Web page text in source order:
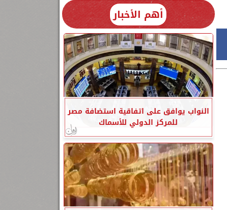
أهم الأخبار
النواب يوافق على اتفاقية استضافة مصر
للمركز الدولي للأسماك